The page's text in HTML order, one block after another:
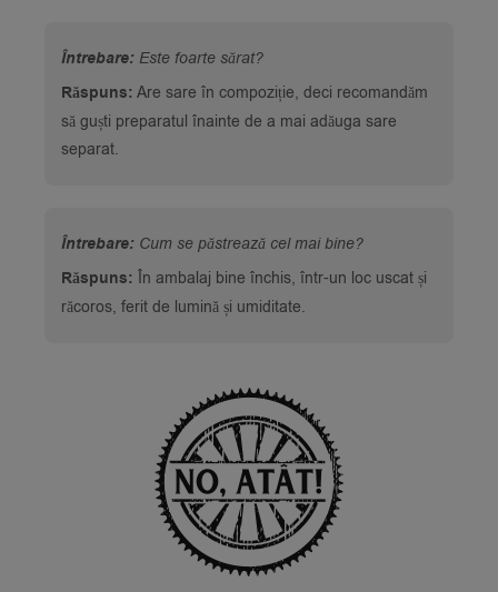
Întrebare: Este foarte sărat?
Răspuns: Are sare în compoziție, deci recomandăm
să guști preparatul înainte de a mai adăuga sare
separat.
Întrebare: Cum se păstrează cel mai bine?
Răspuns: În ambalaj bine închis, într-un loc uscat și
răcoros, ferit de lumină și umiditate.